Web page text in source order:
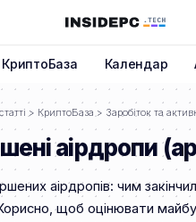
КриптоБаза Календар
> КриптоБаза > Заробіток та
аірдропи
аірдропів: чим
щоб оцінювати